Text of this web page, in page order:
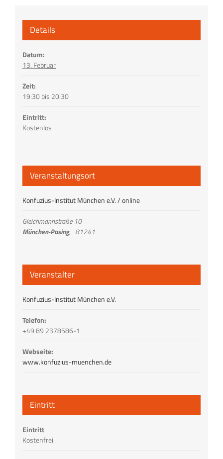
Details
Datum:
13. Februar
Zeit:
19:30 bis 20:30
Eintritt:
Kostenlos
Veranstaltungsort
Konfuzius-Institut München e.V. / online
Gleichmannstraße 10
München-Pasing, 81241
Veranstalter
Konfuzius-Institut München e.V.
Telefon:
+49 89 2378586-1
Webseite:
www.konfuzius-muenchen.de
Eintritt
Eintritt
Kostenfrei.